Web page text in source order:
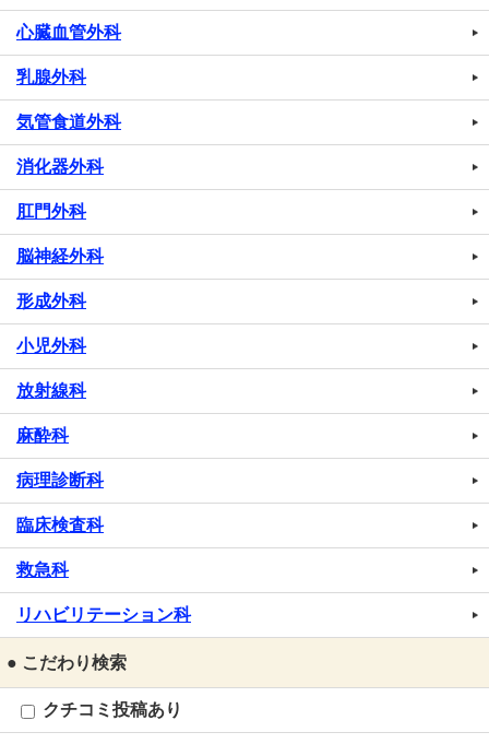
心臓血管外科
乳腺外科
気管食道外科
消化器外科
肛門外科
脳神経外科
形成外科
小児外科
放射線科
麻酔科
病理診断科
臨床検査科
救急科
リハビリテーション科
● こだわり検索
クチコミ投稿あり